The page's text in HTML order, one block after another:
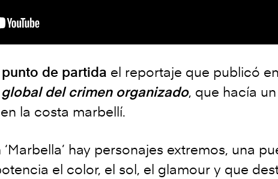
de partida el reportaje que publicó
del crimen organizado, que hacía un
en la costa marbellí.
‘Marbella’ hay personajes extremos, una
el color, el sol, el glamour y que